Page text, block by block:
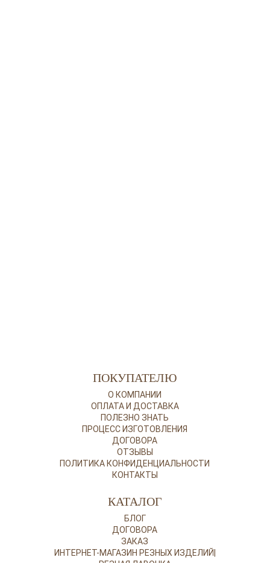
ПОКУПАТЕЛЮ
О КОМПАНИИ
ОПЛАТА И ДОСТАВКА
ПОЛЕЗНО ЗНАТЬ
ПРОЦЕСС ИЗГОТОВЛЕНИЯ
ДОГОВОРА
ОТЗЫВЫ
ПОЛИТИКА КОНФИДЕНЦИАЛЬНОСТИ
КОНТАКТЫ
КАТАЛОГ
БЛОГ
ДОГОВОРА
ЗАКАЗ
ИНТЕРНЕТ-МАГАЗИН РЕЗНЫХ ИЗДЕЛИЙ|